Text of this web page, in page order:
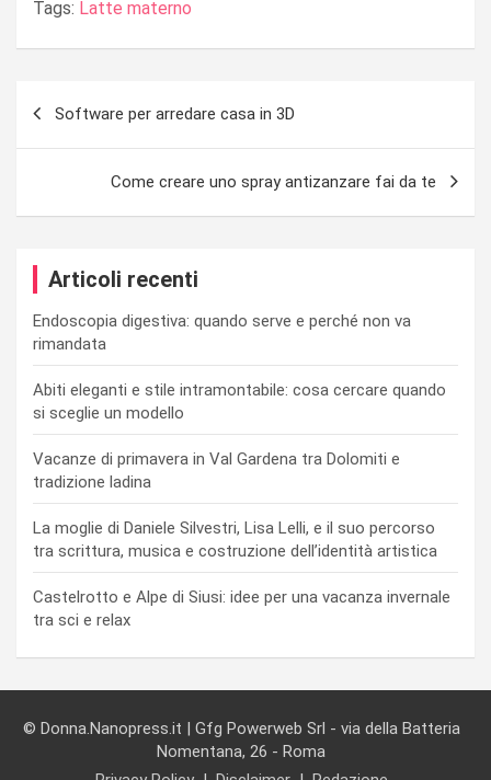
Tags: Latte materno
Software per arredare casa in 3D
Come creare uno spray antizanzare fai da te
Articoli recenti
Endoscopia digestiva: quando serve e perché non va
rimandata
Abiti eleganti e stile intramontabile: cosa cercare quando
si sceglie un modello
Vacanze di primavera in Val Gardena tra Dolomiti e
tradizione ladina
La moglie di Daniele Silvestri, Lisa Lelli, e il suo percorso
tra scrittura, musica e costruzione dell’identità artistica
Castelrotto e Alpe di Siusi: idee per una vacanza invernale
tra sci e relax
© Donna.Nanopress.it | Gfg Powerweb Srl - via della Batteria
Nomentana, 26 - Roma